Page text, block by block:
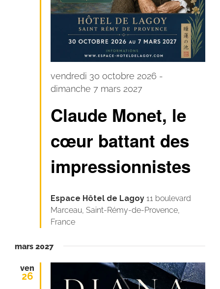
Claude Monet, le
cœur battant des
impressionnistes
vendredi 30 octobre 2026 -
dimanche 7 mars 2027
Espace Hôtel de Lagoy11 boulevard
Marceau, Saint-Rémy-de-Provence,
France
mars 2027
ven
26